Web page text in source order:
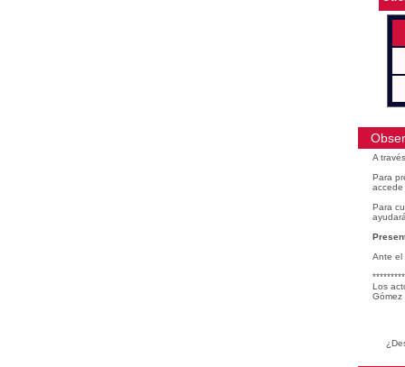
A
Para
accede
Para
Ante el
Los
Gómez